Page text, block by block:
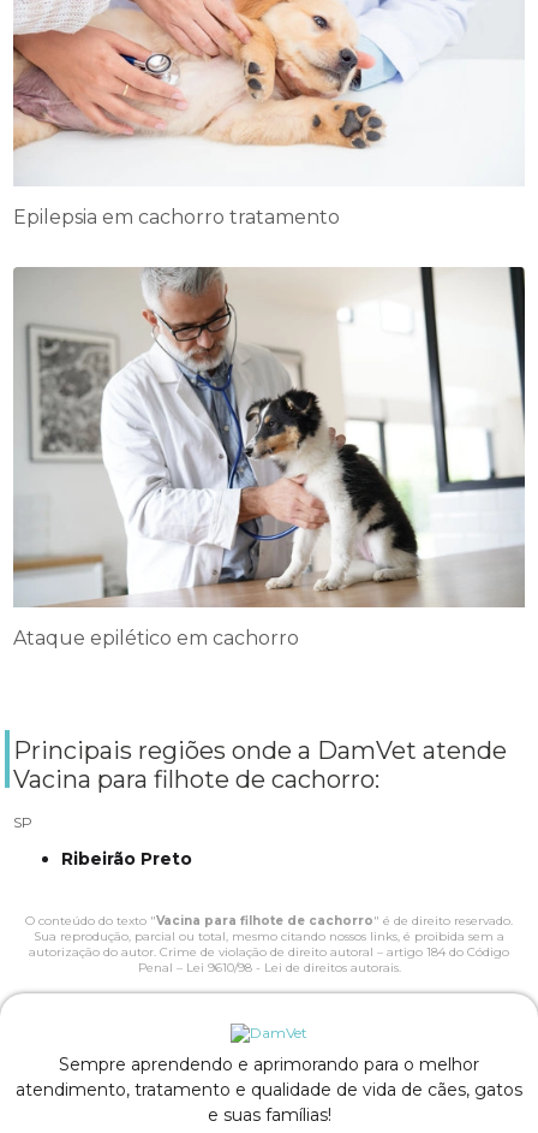
Epilepsia em cachorro tratamento
Ataque epilético em cachorro
Principais regiões onde a DamVet atende
Vacina para filhote de cachorro:
SP
Ribeirão Preto
O conteúdo do texto "Vacina para filhote de cachorro" é de direito reservado.
Sua reprodução, parcial ou total, mesmo citando nossos links, é proibida sem a
autorização do autor. Crime de violação de direito autoral – artigo 184 do Código
Penal – Lei 9610/98 - Lei de direitos autorais.
Sempre aprendendo e aprimorando para o melhor
atendimento, tratamento e qualidade de vida de cães, gatos
e suas famílias!